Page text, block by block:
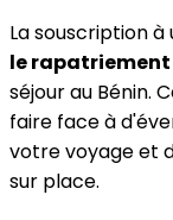
La souscription à
le rapatriement
séjour au Bénin.
faire face à
votre voyage et
sur place.